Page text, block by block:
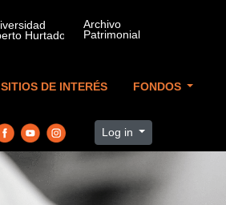
SITIOS DE INTERÉS FONDOS
Log in